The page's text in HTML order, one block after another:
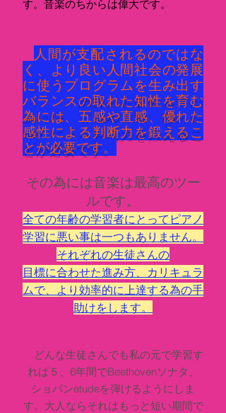
す。音楽のちからは偉大です。
人間が支配されるのではな
く、より良い人間社会の発展
に使う プログラムを生み出す
バランスの取れた知性を育む
為には、五感や直感、優れた
感性による判断力を鍛えるこ
とが必要です。
その為には音楽は最高のツー
ルです。
全ての年齢の学習者にとって ピアノ
学習に悪い事は一つもありません。
それぞれの生徒さんの
目標に合わせた進み方、カリキュラ
ムで、より効率的に上達する為の手
助けをします。
どんな生徒さんでも私の元で学習す
れば５、6年間でBeethovenソナタ、
ショパンetudeを弾けるようにしま
す。大人ならそれはもっと短い期間で